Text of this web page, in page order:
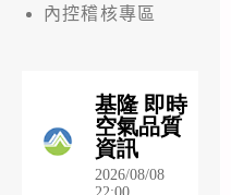
內控稽核專區